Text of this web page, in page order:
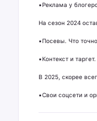
▪️Реклама у
На сезон 2024
▪️Посевы. Что
▪️Контекст и
В 2025, скорее
▪️Свои соцсети и